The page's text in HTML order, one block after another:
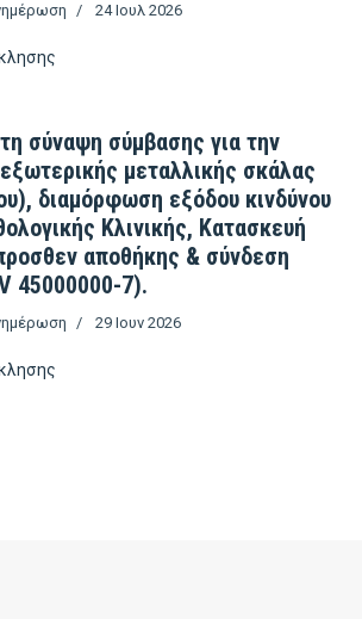
24 Ιουλ 2026
σύναψη σύμβασης για την
μεταλλικής σκάλας
διαμόρφωση εξόδου κινδύνου
Κλινικής, Κατασκευή
αποθήκης & σύνδεση
45000000-7).
29 Ιουν 2026